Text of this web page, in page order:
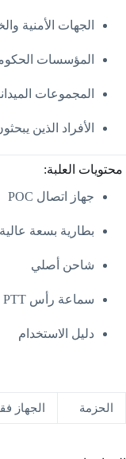
الجهات الأمنية
المؤسسات
المجموعات
الأفراد الذين
محتويات العلبة:
جهاز اتصال POC
بطارية بسعة عالية
شاحن أصلي
سماعة رأس PTT
دليل الاستخدام
الحزمة الجهاز